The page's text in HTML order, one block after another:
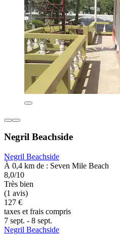
Negril Beachside
Negril Beachside
À 0,4 km de : Seven Mile Beach
8,0/10
Très bien
(1 avis)
127 €
taxes et frais compris
7 sept. - 8 sept.
Negril Beachside